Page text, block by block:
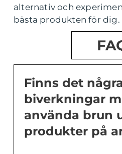
alternativ och
bästa produkten för dig.
Finns det
biverkningar
använda brun
produkter på